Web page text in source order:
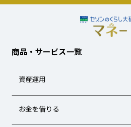
商品・サービス一覧
資産運用
お金を借りる